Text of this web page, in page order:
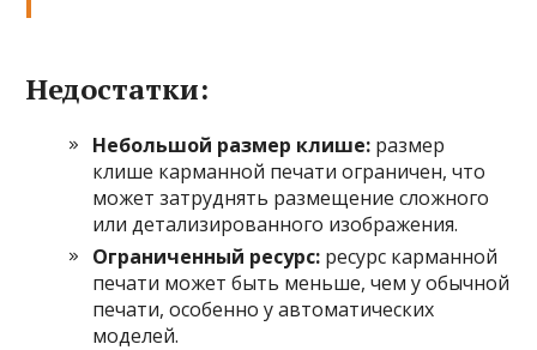
Недостатки:
Небольшой размер клише: размер
клише карманной печати ограничен, что
может затруднять размещение сложного
или детализированного изображения.
Ограниченный ресурс: ресурс карманной
печати может быть меньше, чем у обычной
печати, особенно у автоматических
моделей.